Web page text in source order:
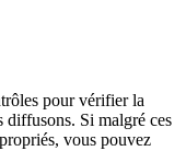
pour vérifier la
diffusons. Si malgré ces
vous pouvez